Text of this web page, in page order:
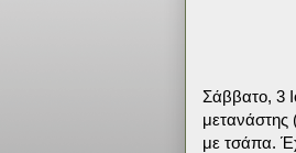
Σάββατο, 3
μετανάστης
με τσάπα.